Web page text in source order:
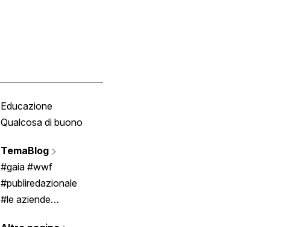
Educazione
Qualcosa di buono
TemaBlog
#gaia #wwf
#publiredazionale
#le aziende